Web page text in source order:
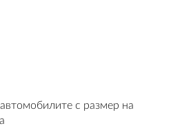
с размер на